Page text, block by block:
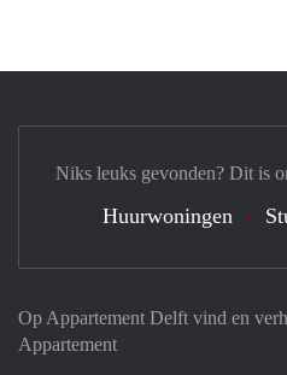
Op Appartement Delft vind en
Appartement
Niks leuks gevonden? Dit is
Huurwoningen